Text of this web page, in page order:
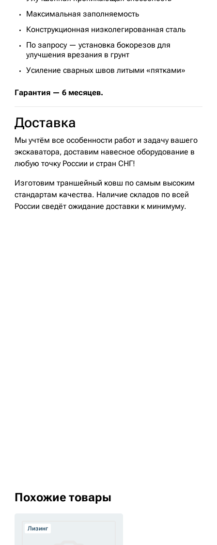
Максимальная заполняемость
Конструкционная низколегированная сталь
По запросу — установка бокорезов для
улучшения врезания в грунт
Усиление сварных швов литыми «пятками»
Гарантия — 6 месяцев.
Доставка
Мы учтём все особенности работ и задачу вашего
экскаватора, доставим навесное оборудование в
любую точку России и стран СНГ!
Изготовим траншейный ковш по самым высоким
стандартам качества. Наличие складов по всей
России сведёт ожидание доставки к минимуму.
Похожие товары
Лизинг